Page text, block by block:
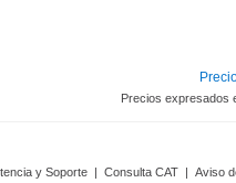
Precios expresados
y Soporte | Consulta CAT | Aviso